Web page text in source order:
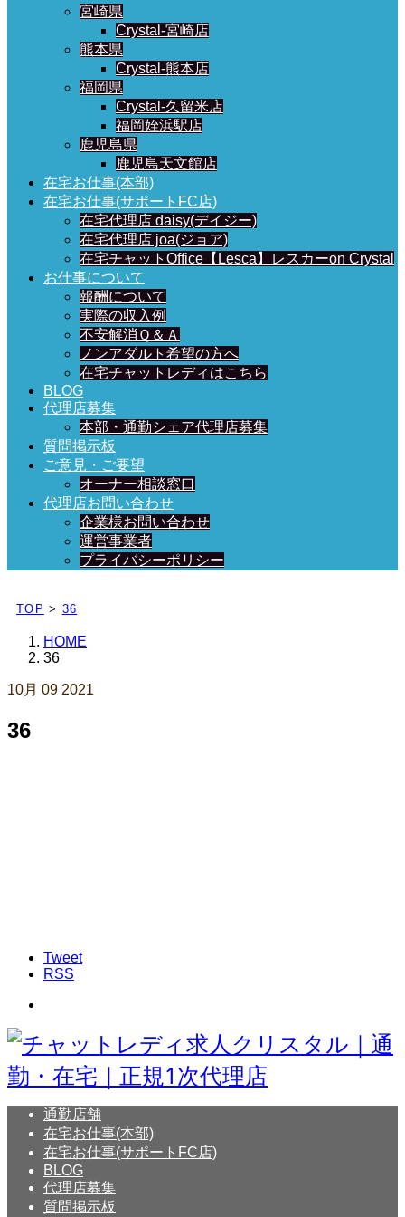
宮崎県
Crystal-宮崎店
熊本県
Crystal-熊本店
福岡県
Crystal-久留米店
福岡姪浜駅店
鹿児島県
鹿児島天文館店
在宅お仕事(本部)
在宅お仕事(サポートFC店)
在宅代理店 daisy(デイジー)
在宅代理店 joa(ジョア)
在宅チャットOffice【Lesca】レスカーon Crystal
お仕事について
報酬について
実際の収入例
不安解消Ｑ＆Ａ
ノンアダルト希望の方へ
在宅チャットレディはこちら
BLOG
代理店募集
本部・通勤シェア代理店募集
質問掲示板
ご意見・ご要望
オーナー相談窓口
代理店お問い合わせ
企業様お問い合わせ
運営事業者
プライバシーポリシー
TOP > 36
HOME
36
10月 09 2021
36
Tweet
RSS
通勤店舗
在宅お仕事(本部)
在宅お仕事(サポートFC店)
BLOG
代理店募集
質問掲示板